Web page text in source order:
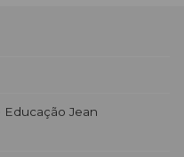
Educação Jean